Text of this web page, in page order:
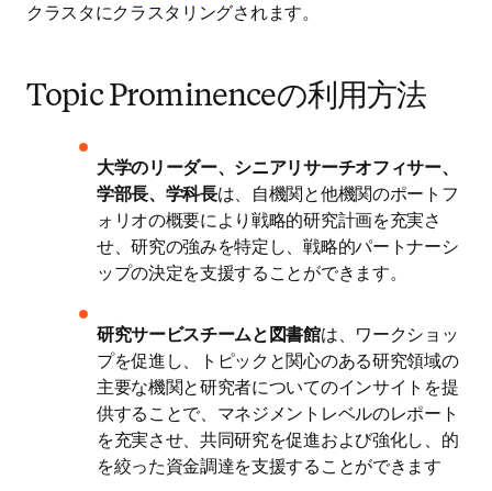
クラスタにクラスタリングされます。
Topic Prominenceの利用方法
大学のリーダー、シニアリサーチオフィサー、
学部長、学科長は、自機関と他機関のポートフ
ォリオの概要により戦略的研究計画を充実さ
せ、研究の強みを特定し、戦略的パートナーシ
ップの決定を支援することができます。
研究サービスチームと図書館は、ワークショッ
プを促進し、トピックと関心のある研究領域の
主要な機関と研究者についてのインサイトを提
供することで、マネジメントレベルのレポート
を充実させ、共同研究を促進および強化し、的
を絞った資金調達を支援することができます